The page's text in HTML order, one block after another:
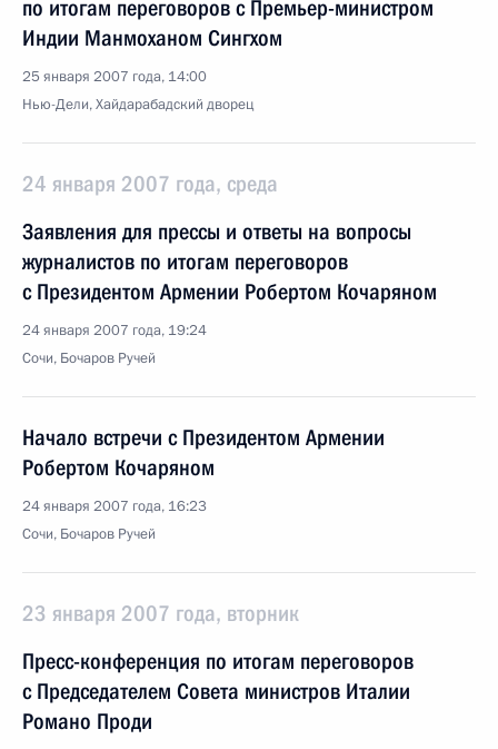
по итогам переговоров с Премьер-министром
Индии Манмоханом Сингхом
25 января 2007 года, 14:00
Нью-Дели, Хайдарабадский дворец
24 января 2007 года, среда
Заявления для прессы и ответы на вопросы
журналистов по итогам переговоров
с Президентом Армении Робертом Кочаряном
24 января 2007 года, 19:24
Сочи, Бочаров Ручей
Начало встречи с Президентом Армении
Робертом Кочаряном
24 января 2007 года, 16:23
Сочи, Бочаров Ручей
23 января 2007 года, вторник
Пресс-конференция по итогам переговоров
с Председателем Совета министров Италии
Романо Проди